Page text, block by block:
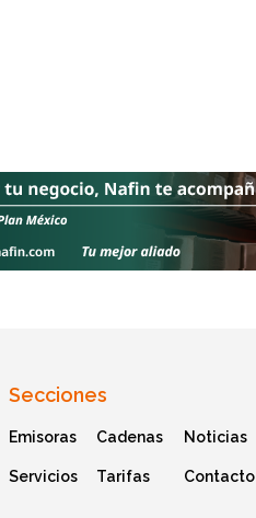
Secciones
Emisoras Cadenas Noticias
Servicios Tarifas Contacto